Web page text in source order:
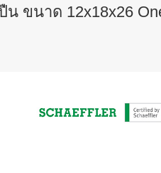
น ขนาด 12x18x26